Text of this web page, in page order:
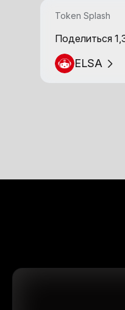
Token Splash
Поделиться
ELSA